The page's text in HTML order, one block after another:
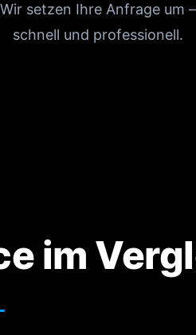
Wir setzen Ihre Anfrage um –
schnell und professionell.
im